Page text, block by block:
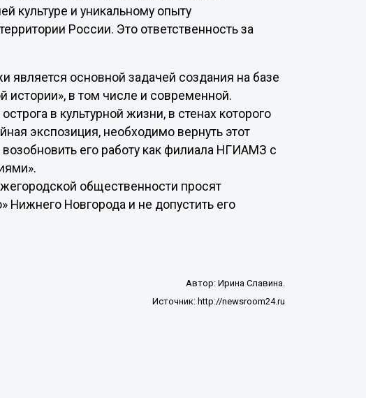
культуре и уникальному опыту
России. Это ответственность за
является основной задачей создания на базе
истории», в том числе и современной.
в культурной жизни, в стенах которого
экспозиция, необходимо вернуть этот
его работу как филиала НГИАМЗ с
общественности просят
Нижнего Новгорода и не допустить его
Автор: Ирина Славина.
Источник: http://newsroom24.ru